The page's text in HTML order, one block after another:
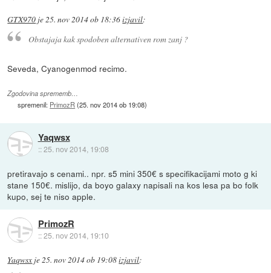
GTX970 je 25. nov 2014 ob 18:36izjavil:
Obstajaja kak spodoben alternativen rom zanj ?
Seveda, Cyanogenmod recimo.
Zgodovina sprememb…
spremenil: PrimozR(25. nov 2014 ob 19:08)
Yaqwsx
::25. nov 2014, 19:08
pretiravajo s cenami.. npr. s5 mini 350€ s specifikacijami moto g ki
stane 150€. mislijo, da boyo galaxy napisali na kos lesa pa bo folk
kupo, sej te niso apple.
PrimozR
::25. nov 2014, 19:10
Yaqwsx je25. nov 2014 ob 19:08izjavil: